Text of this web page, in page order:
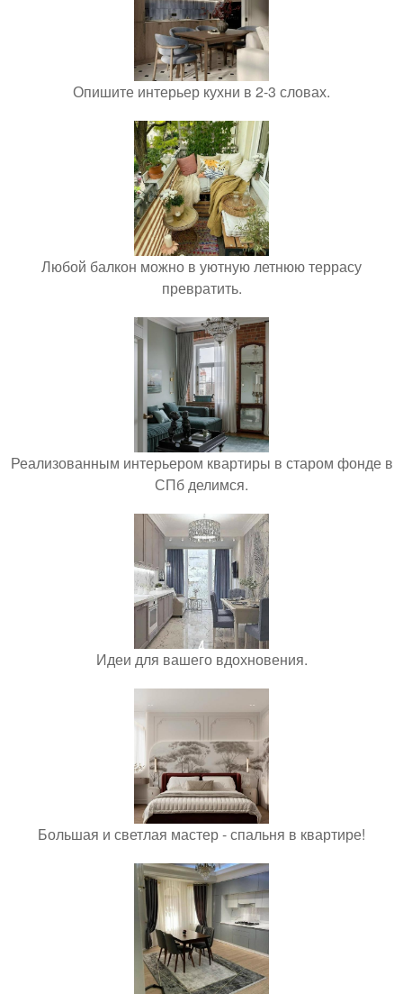
Опишите интерьер кухни в 2-3 словах.
Любой балкон можно в уютную летнюю террасу
превратить.
Реализованным интерьером квартиры в старом фонде в
СПб делимся.
Идеи для вашего вдохновения.
Большая и светлая мастер - спальня в квартире!